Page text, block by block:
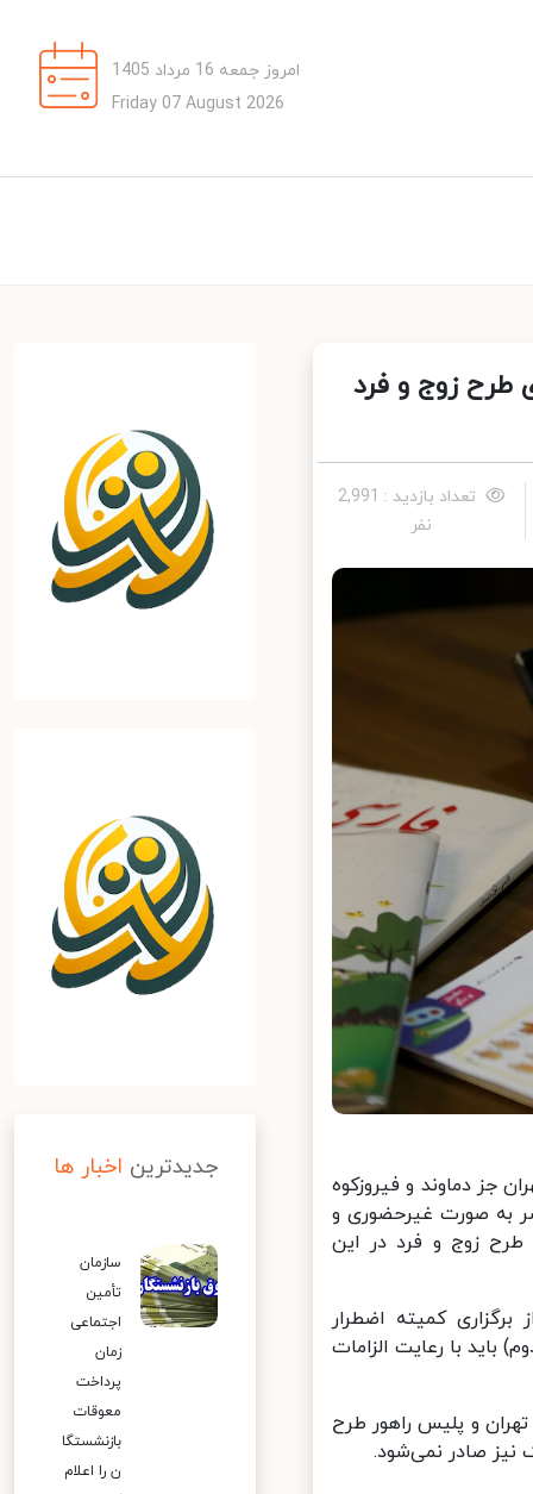
امروز جمعه 16 مرداد 1405
Friday 07 August 2026
زوج و فرد
تعداد بازدید : 2,991
نفر
جز دماوند و فیروزکوه
دی ماه در ۲ نوبت صبح و عصر به صورت غیرحضوری و
زوج و فرد در این
کمیته اضطرار
با رعایت الزامات
و پلیس راهور طرح
صادر نمی‌شود.
جدیدترین اخبار ها
سازمان
تأمین
اجتماعی
زمان
پرداخت
معوقات
بازنشستگا
ن را اعلام